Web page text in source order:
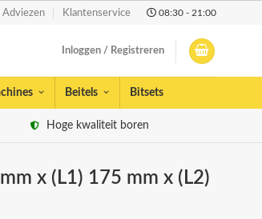
Adviezen Klantenservice 08:30 - 21:00
Inloggen / Registreren
Beitels Bitsets
Hoge kwaliteit boren
x (L1) 175 mm x (L2)